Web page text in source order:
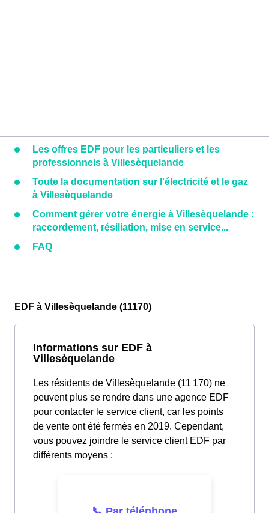
Les offres EDF pour les particuliers et les
professionnels à Villesèquelande
Toute la documentation sur l'électricité et le gaz
à Villesèquelande
Comment gérer votre énergie à Villesèquelande :
raccordement, résiliation, mise en service...
FAQ
EDF à Villesèquelande (11170)
Informations sur EDF à
Villesèquelande
Les résidents de Villesèquelande (11 170) ne
peuvent plus se rendre dans une agence EDF
pour contacter le service client, car les points
de vente ont été fermés en 2019. Cependant,
vous pouvez joindre le service client EDF par
différents moyens :